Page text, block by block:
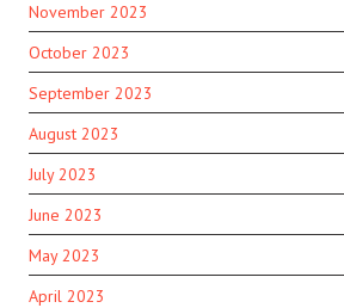
November 2023
October 2023
September 2023
August 2023
July 2023
June 2023
May 2023
April 2023